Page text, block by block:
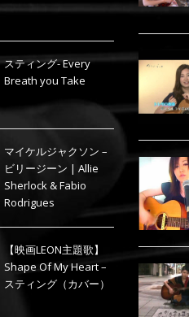
スティング- Every
Breath you Take
マイケルジャクソン –
ビリージーン | Allie
Sherlock & Fabio
Rodrigues
【映画LEON主題歌】
Shape Of My Heart –
スティング（カバー）